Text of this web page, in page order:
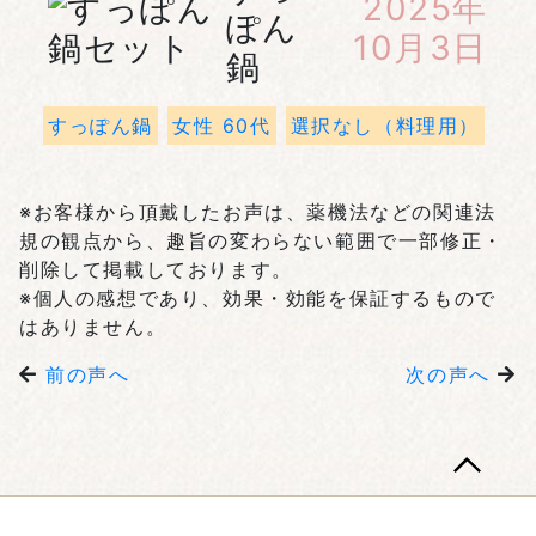
ぽん
鍋
10月3日
すっぽん鍋 女性 60代 選択なし（料理用）
※お客様から頂戴したお声は、薬機法などの関連法
規の観点から、趣旨の変わらない範囲で一部修正・
削除して掲載しております。
※個人の感想であり、効果・効能を保証するもので
はありません。
前の声へ
次の声へ